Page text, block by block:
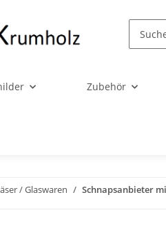
Zubehör
/ Glaswaren Schnapsanbieter